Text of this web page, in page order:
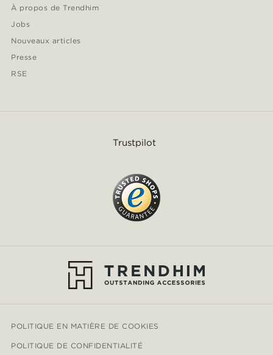
À propos de Trendhim
Jobs
Nouveaux articles
Presse
RSE
Trustpilot
POLITIQUE EN MATIÈRE DE COOKIES
POLITIQUE DE CONFIDENTIALITÉ